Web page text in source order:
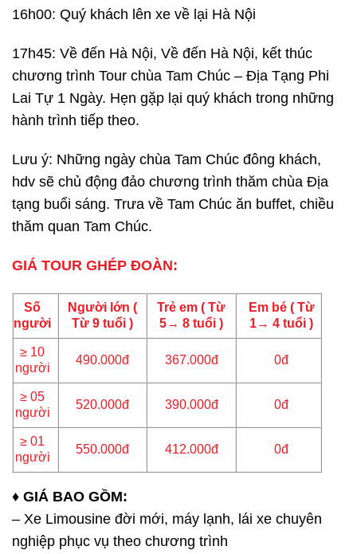
16h00: Quý khách lên xe về lại Hà Nội
17h45: Về đến Hà Nội, Về đến Hà Nội, kết thúc
chương trình Tour chùa Tam Chúc – Địa Tạng Phi
Lai Tự 1 Ngày. Hẹn gặp lại quý khách trong những
hành trình tiếp theo.
Lưu ý: Những ngày chùa Tam Chúc đông khách,
hdv sẽ chủ động đảo chương trình thăm chùa Địa
tạng buổi sáng. Trưa về Tam Chúc ăn buffet, chiều
thăm quan Tam Chúc.
GIÁ TOUR GHÉP ĐOÀN:
Số
người
Người lớn (
Từ 9 tuổi )
Trẻ em ( Từ
5→ 8 tuổi )
Em bé ( Từ
1→ 4 tuổi )
≥ 10
người
490.000đ 367.000đ 0đ
≥ 05
người
520.000đ 390.000đ 0đ
≥ 01
người
550.000đ 412.000đ 0đ
♦ GIÁ BAO GỒM:
– Xe Limousine đời mới, máy lạnh, lái xe chuyên
nghiệp phục vụ theo chương trình